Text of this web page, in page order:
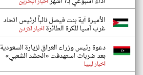
الأميرة آية بنت فيصل نائباً لرئيس اتحاد
غرب آسيا للكرة الطائرةاخبار الاردن
دعوة رئيس وزراء العراق لزيارة السعودية
بعد ضربات استهدفت «الحشد الشعبي»
اخبار ليبيا